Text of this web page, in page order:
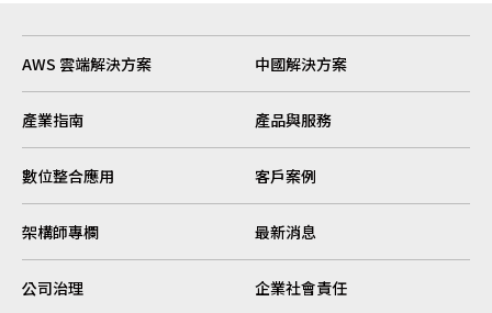
AWS 雲端解決方案 中國解決方案
產業指南 產品與服務
數位整合應用 客戶案例
架構師專欄 最新消息
公司治理 企業社會責任